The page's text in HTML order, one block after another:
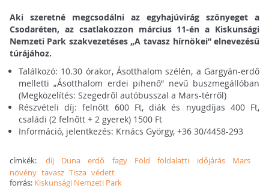
Aki szeretné megcsodálni az egyhajúvirág szőnyeget a
Csodaréten, az csatlakozzon március 11-én a Kiskunsági
Nemzeti Park szakvezetéses „A tavasz hírnökei” elnevezésű
túrájához.
Találkozó: 10.30 órakor, Ásotthalom szélén, a Gargyán-erdő
melletti „Ásotthalom erdei pihenő” nevű buszmegállóban
(Megközelítés: Szegedről autóbusszal a Mars-térről)
Részvételi díj: felnőtt 600 Ft, diák és nyugdíjas 400 Ft,
családi (2 felnőtt + 2 gyerek) 1500 Ft
Információ, jelentkezés: Krnács György, +36 30/4458-293
címkék: díj Duna erdő fagy Föld földalatti időjárás
Mars
növény tavasz Tisza védett
forrás: Kiskunsági Nemzeti Park